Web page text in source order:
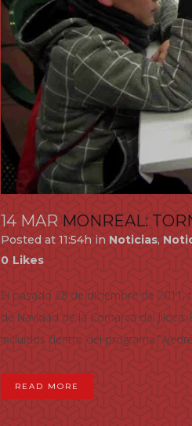
14 MAR MONREAL:
Posted at 11:54hin Noticias,
0 Likes
El pasado 28 de diciembre de 2011,
de Navidad de la Comarca del
incluidos dentro del programa
READ MORE